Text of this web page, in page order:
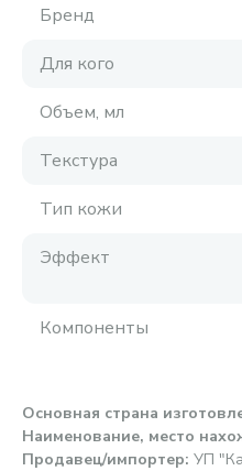
Бренд
Для кого
Объем, мл
Текстура
Тип кожи
Эффект
Компоненты
Основная страна
Наименование, место
Продавец/импортер: УП